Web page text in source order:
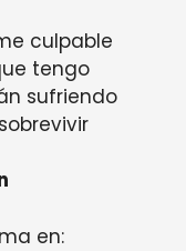
culpable
tengo
sufriendo
en: